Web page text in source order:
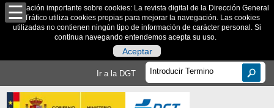
Información importante sobre cookies: La revista digital de la Dirección General
de Tráfico utiliza cookies propias para mejorar la navegación. Las cookies
utilizadas no contienen ningún tipo de información de carácter personal. Si
continua navegando entendemos acepta su uso.
Aceptar
Ir a la DGT